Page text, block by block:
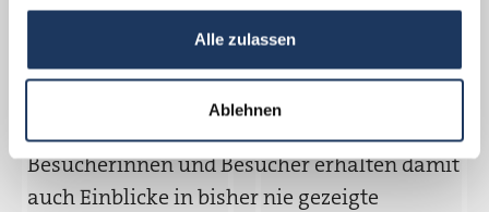
Alle zulassen
Ablehnen
ihre Erlebnisse erzählen konnten, mit
welchen Intentionen sie dies taten und den
Wandel ihrer gesellschaftlichen Rolle in den
letzten sieben Jahrzehnten. Die
Besucherinnen und Besucher erhalten damit
auch Einblicke in bisher nie gezeigte